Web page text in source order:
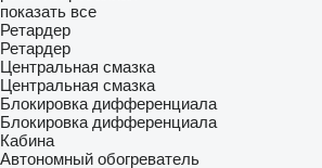
показать все
Ретардер
Ретардер
Центральная смазка
Центральная смазка
Блокировка дифференциала
Блокировка дифференциала
Кабина
Автономный обогреватель